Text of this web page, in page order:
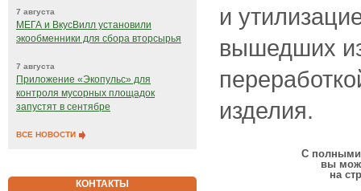
7 августа
МЕГА и ВкусВилл установили
экообменники для сбора вторсырья
7 августа
Приложение «Экопульс» для
контроля мусорных площадок
запустят в сентябре
ВСЕ НОВОСТИ
КОНТАКТЫ
и
вышедших
изделия.
С полными
вы
на